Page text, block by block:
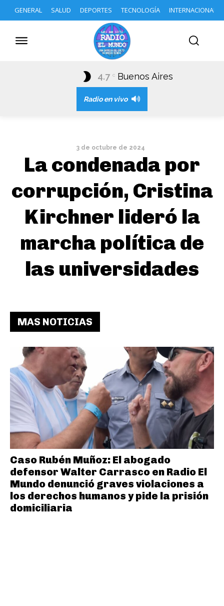
GENERAL SALUD DEPORTES TECNOLOGÍA INTERNACIONAL
4.7 C Buenos Aires
Radio en vivo
3 de octubre de 2024
La condenada por
corrupción, Cristina
Kirchner lideró la
marcha política de
las universidades
MAS NOTICIAS
Caso Rubén Muñoz: El abogado
defensor Walter Carrasco en Radio El
Mundo denunció graves violaciones a
los derechos humanos y pide la prisión
domiciliaria